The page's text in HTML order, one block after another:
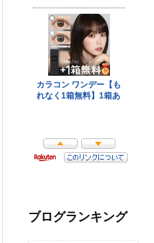
ブログランキング